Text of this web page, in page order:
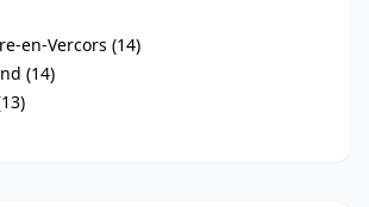
en-Vercors (14)
(14)